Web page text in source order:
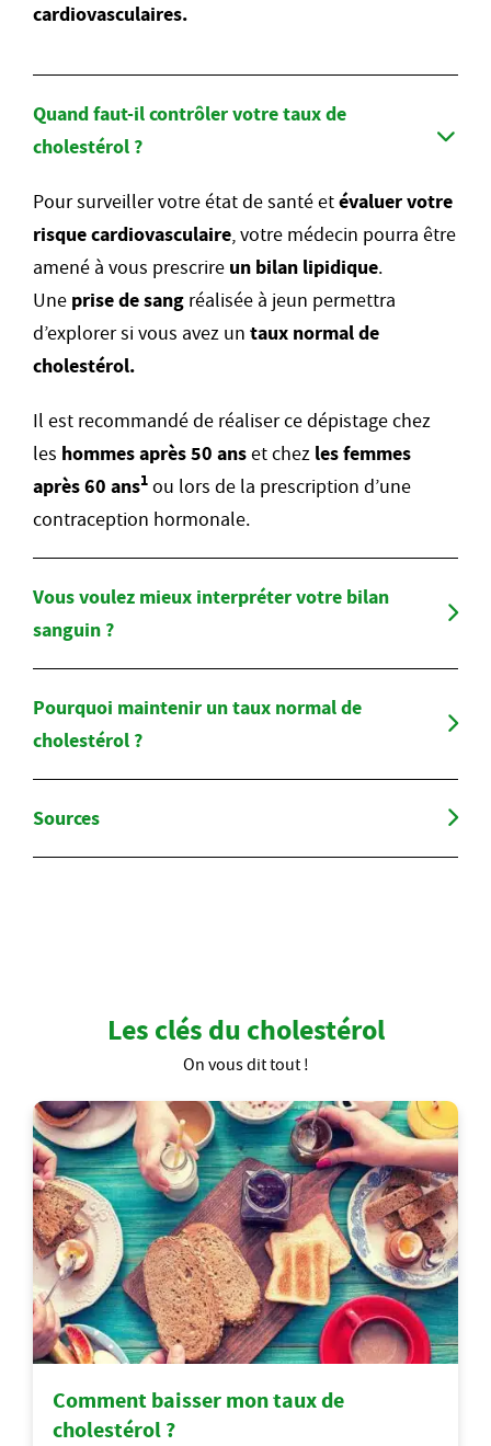
cardiovasculaires.
Quand faut-il contrôler votre taux de
cholestérol ?
Pour surveiller votre état de santé etévaluer votre
risque cardiovasculaire, votre médecin pourra être
amené à vous prescrire un bilan lipidique.
Une prise de sang réalisée à jeun permettra
d’explorer si vous avez un taux normal de
cholestérol.
Il est recommandé de réaliser ce dépistage chez
les hommes après 50 anset chez les femmes
après 60 ans1 ou lors de la prescription d’une
contraception hormonale.
Vous voulez mieux interpréter votre bilan
sanguin ?
Pourquoi maintenir un taux normal de
cholestérol ?
Sources
Les clés du cholestérol
On vous dit tout !
Comment baisser mon taux de
cholestérol ?